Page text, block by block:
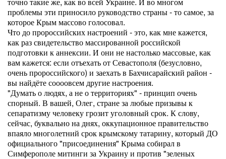
проблемы эти приносило руководство страны - то самое, за
которое Крым массово голосовал.
Что до пророссийских настроений - это, как мне кажется,
как раз свидетельство массированной российской
подготовки к аннексии. И они не настолько массовые, как
вам кажется: если отъехать от Севастополя (безусловно,
очень пророссийского) и заехать в Бахчисарайский район -
вы найдёте соооовсем другие настроения.
"Думать о людях, а не о территориях" - принцип очень
спорный. В вашей, Олег, стране за любые призывы к
сепаратизму человеку грозит уголовный срок. К слову,
сейчас, буквально на днях, оккупационное правительство
впаяло многолетний срок крымскому татарину, который ДО
официального "присоединения" Крыма собирал в
Симферополе митинги за Украину и против "зеленых